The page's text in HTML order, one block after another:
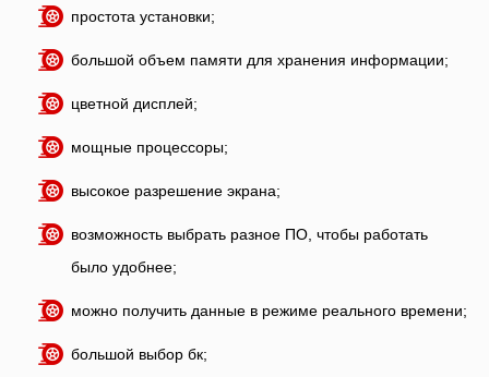
простота установки;
большой объем памяти для хранения информации;
цветной дисплей;
мощные процессоры;
высокое разрешение экрана;
возможность выбрать разное ПО, чтобы работать
было удобнее;
можно получить данные в режиме реального времени;
большой выбор бк;